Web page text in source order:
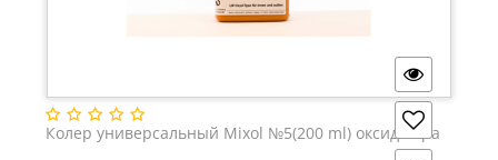
Колер универсальный Mixol №5(200 ml) оксид-охра